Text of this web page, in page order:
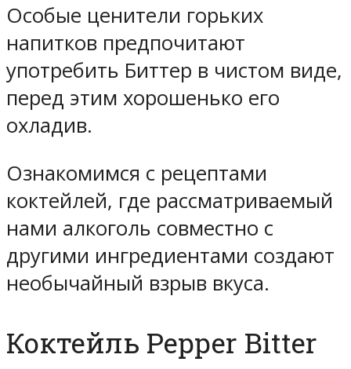
Особые ценители горьких
напитков предпочитают
употребить Биттер в чистом виде,
перед этим хорошенько его
охладив.
Ознакомимся с рецептами
коктейлей, где рассматриваемый
нами алкоголь совместно с
другими ингредиентами создают
необычайный взрыв вкуса.
Коктейль Pepper Bitter